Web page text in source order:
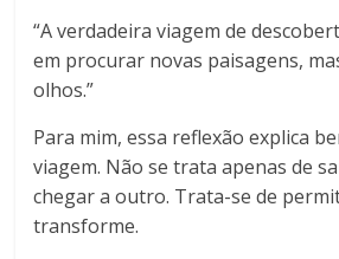
“A verdadeira viagem de
em procurar novas paisagens,
olhos.”
Para mim, essa reflexão explica
viagem. Não se trata apenas de
chegar a outro. Trata-se de
transforme.